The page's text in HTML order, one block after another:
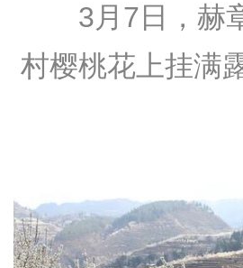
3月7日，赫
村樱桃花上挂满